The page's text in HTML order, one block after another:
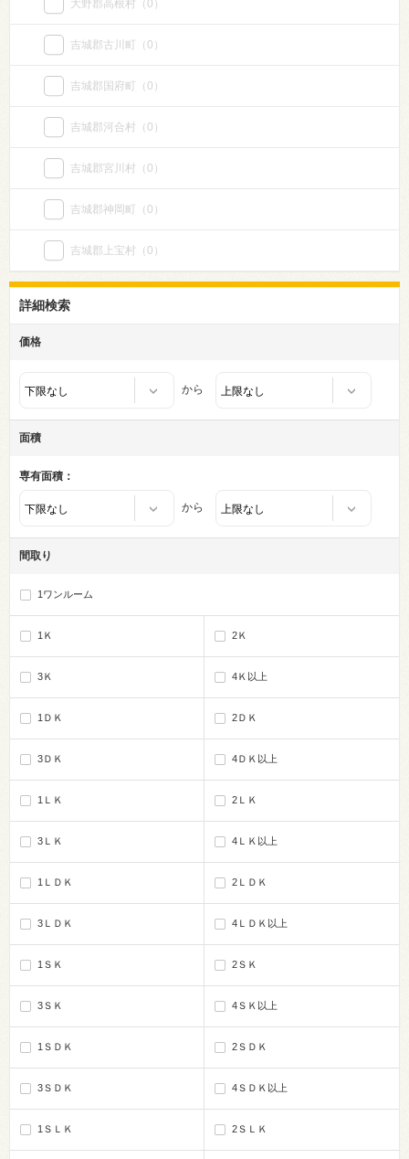
大野郡高根村 （0）
吉城郡古川町 （0）
吉城郡国府町 （0）
吉城郡河合村 （0）
吉城郡宮川村 （0）
吉城郡神岡町 （0）
吉城郡上宝村 （0）
詳細検索
価格
から
面積
専有面積：
から
間取り
1ワンルーム
1Ｋ 2Ｋ
3Ｋ 4Ｋ以上
1ＤＫ 2ＤＫ
3ＤＫ 4ＤＫ以上
1ＬＫ 2ＬＫ
3ＬＫ 4ＬＫ以上
1ＬＤＫ 2ＬＤＫ
3ＬＤＫ 4ＬＤＫ以上
1ＳＫ 2ＳＫ
3ＳＫ 4ＳＫ以上
1ＳＤＫ 2ＳＤＫ
3ＳＤＫ 4ＳＤＫ以上
1ＳＬＫ 2ＳＬＫ